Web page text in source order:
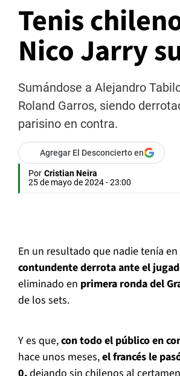
Tenis
Nico Jarry
Sumándose a Alejandro
Roland Garros, siendo
parisino en contra.
Agregar El Desconcierto en
Por Cristian Neira
25 de mayo de 2024 - 23:00
En un resultado que nadie tenía
contundente derrota ante el
eliminado en primera ronda del
de los sets.
Y es que,con todo el público en
hace unos meses,el francés le